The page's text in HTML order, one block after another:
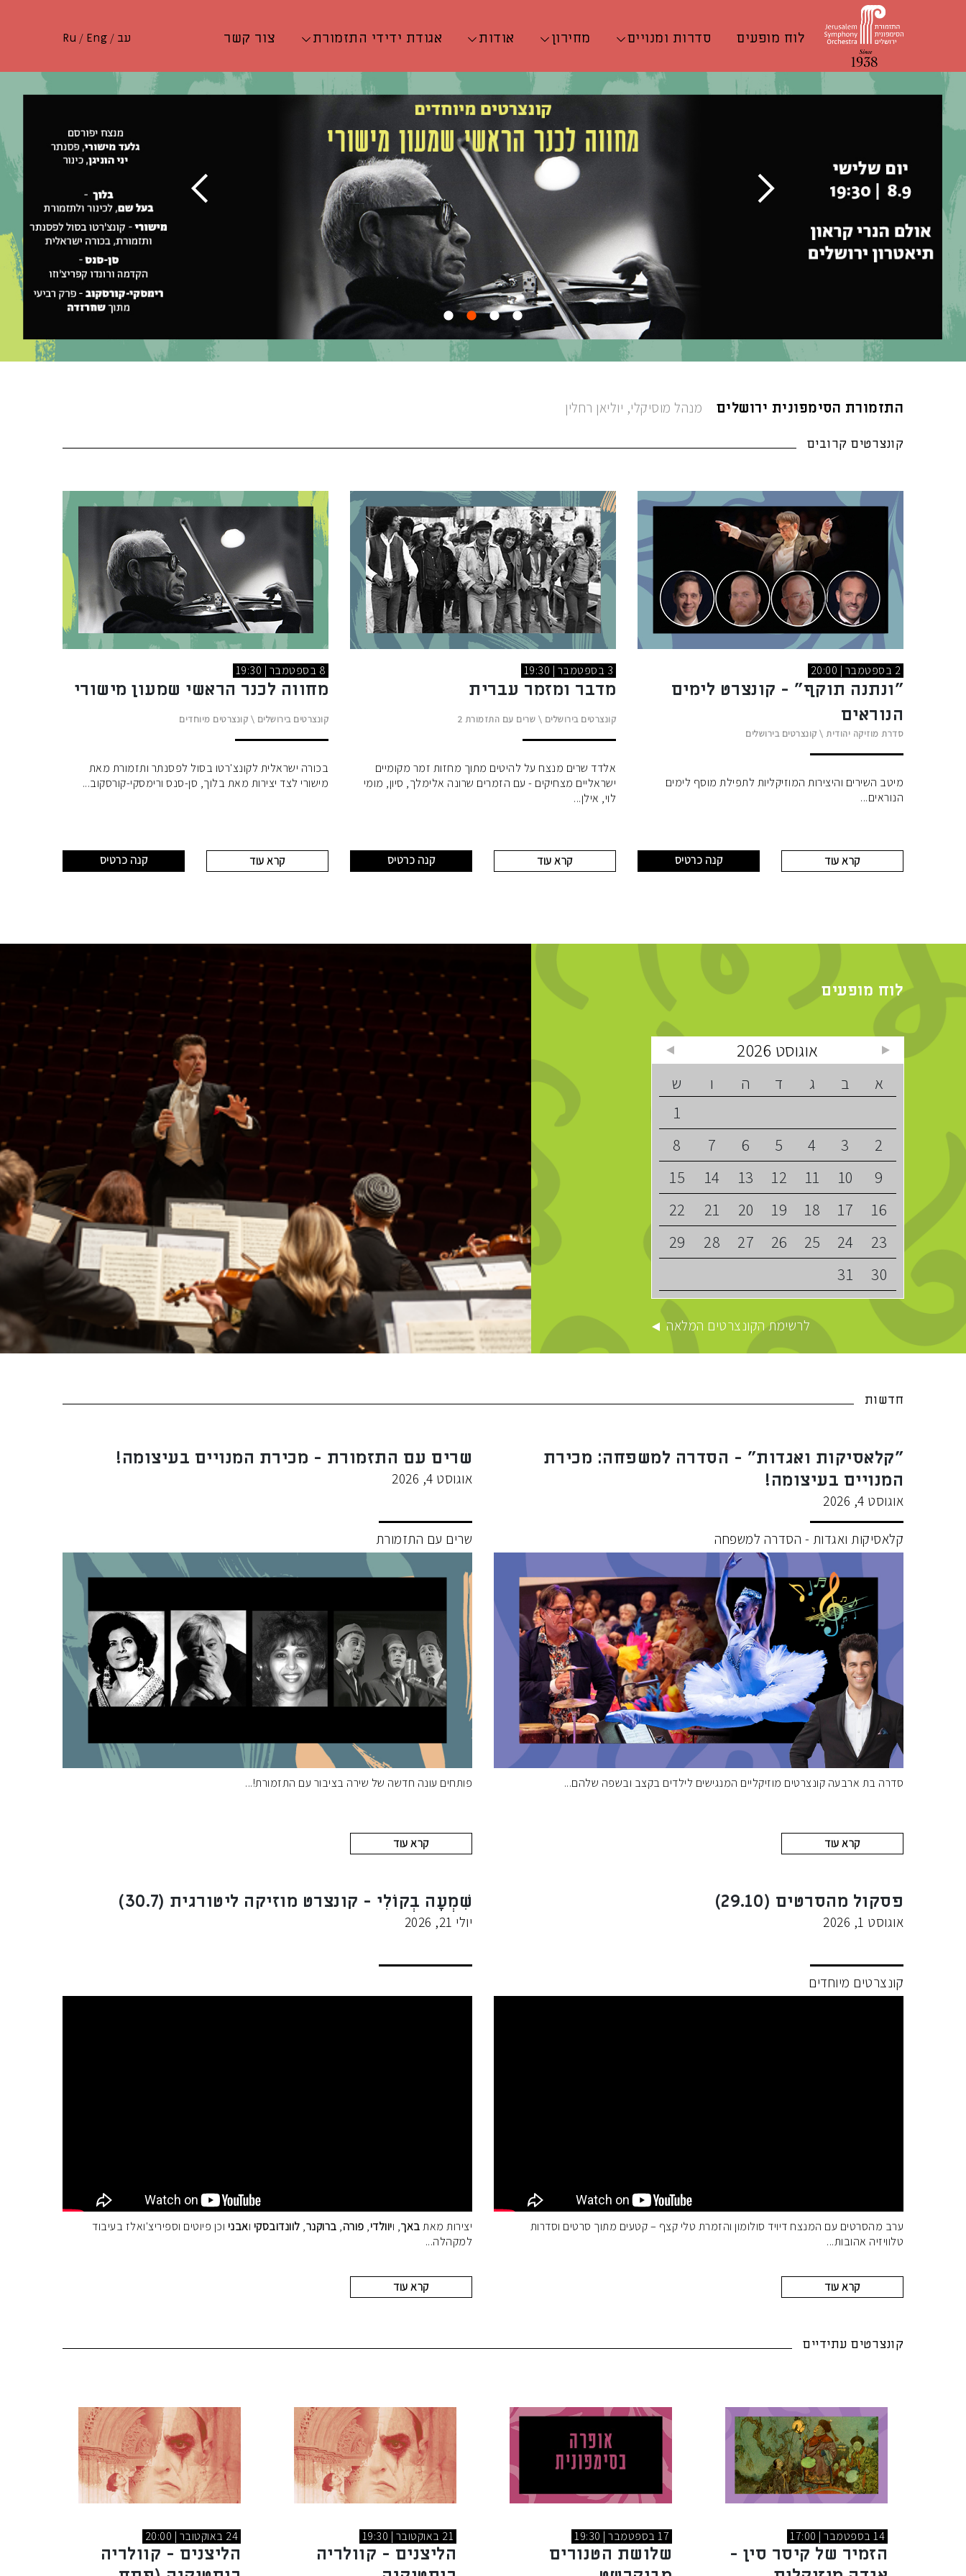
לוח מופעים סדרות ומנויים מחירון אודות אגודת ידידי התזמורת צור קשר עב /
Eng
/
Ru
התזמורת הסימפונית ירושלים מנהל מוסיקלי, יוליאן רחלין
קונצרטים קרובים
2 בספטמבר | 20:00
"ונתנה תוקף" - קונצרט לימים
הנוראים
סדרת מוזיקה יהודית \ קונצרטים בירושלים
מיטב השירים והיצירות המוזיקליות לתפילת מוסף לימים
הנוראים
קרא עוד קנה כרטיס
3 בספטמבר | 19:30
מדבר ומזמר עברית
קונצרטים בירושלים \ שרים עם התזמורת
אלדד שרים מנצח על להיטים מתוך מחזות זמר מקומיים
ישראליים מצחיקים - עם הזמרים שרונה אלימלך, סיון, מומי
לוי, אילן
קרא עוד קנה כרטיס
8 בספטמבר | 19:30
מחווה לכנר הראשי שמעון מישורי
קונצרטים בירושלים \ קונצרטים מיוחדים
בכורה ישראלית לקונצ'רטו בסול לפסנתר ותזמורת מאת
מישורי לצד יצירות מאת בלוך, סן-סנס ורימסקי-קורסקוב
קרא עוד קנה כרטיס
לוח מופעים
אוגוסט 2026
א ב ג ד ה ו
ש
1
2
3
4
5
6
7
8
9
10
11
12
13
14
15
16
17
18
19
20
21
22
23
24
25
26
27
28
29
30
31
לרשימת הקונצרטים המלאה
חדשות
"קלאסיקות ואגדות" - הסדרה למשפחה: מכירת
המנויים בעיצומה!
אוגוסט 4, 2026
קלאסיקות ואגדות - הסדרה למשפחה
סדרה בת ארבעה קונצרטים מוזיקליים המנגישים לילדים בקצב ובשפה שלהם
קרא עוד
שרים עם התזמורת - מכירת המנויים בעיצומה!
אוגוסט 4, 2026
שרים עם התזמורת
פותחים עונה חדשה של שירה בציבור עם התזמורת!
קרא עוד
פסקול מהסרטים (29.10)
אוגוסט 1, 2026
קונצרטים מיוחדים
ערב מהסרטים עם המנצח דיויד סולומון והזמרת טלי קצף – קטעים מתוך סרטים וסדרות
טלוויזיה אהובות
קרא עוד
שִׁמְעָה בְקוֹלִי - קונצרט מוזיקה ליטורגית (30.7)
יולי 21, 2026
יצירות מאתבאך, ויוולדי, פורה, ברוקנר, לוונדובסקי ואבני וכן פיוטים וספיריצ'ואלז בעיבוד
למקהלה
קרא עוד
קונצרטים עתידיים
14 בספטמבר | 17:00
הזמיר של קיסר סין -
17 בספטמבר | 19:30
שלושת הטנורים
21 באוקטובר | 19:30
הליצנים - קוולריה
24 באוקטובר | 20:00
הליצנים - קוולריה